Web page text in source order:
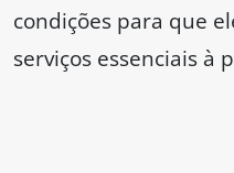
condições para que
serviços essenciais à